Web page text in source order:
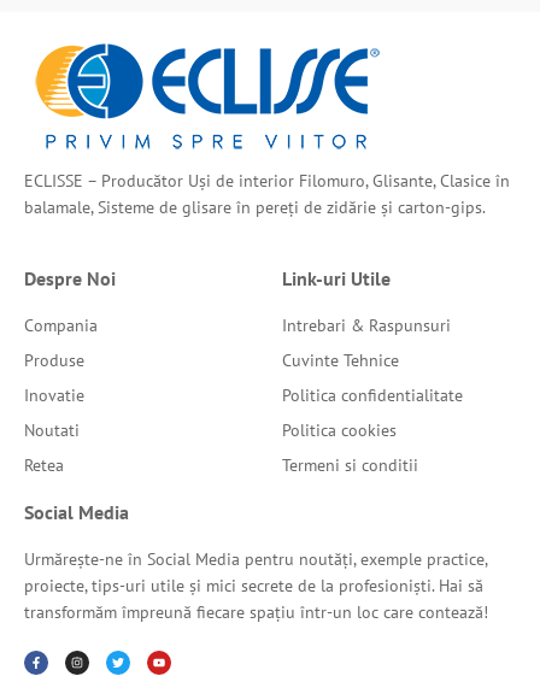
ECLISSE – Producător Uși de interior Filomuro, Glisante, Clasice în
balamale, Sisteme de glisare în pereți de zidărie și carton-gips.
Despre Noi
Compania
Produse
Inovatie
Noutati
Retea
Link-uri Utile
Intrebari & Raspunsuri
Cuvinte Tehnice
Politica confidentialitate
Politica cookies
Termeni si conditii
Social Media
Urmărește-ne în Social Media pentru noutăți, exemple practice,
proiecte, tips-uri utile și mici secrete de la profesioniști. Hai să
transformăm împreună fiecare spațiu într-un loc care contează!